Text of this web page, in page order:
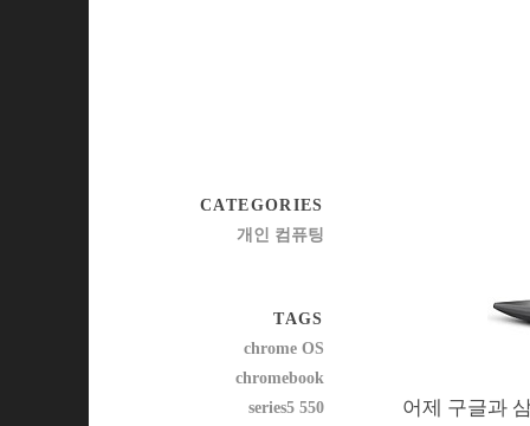
어제 구글과
CATEGORIES
개인 컴퓨팅
TAGS
chrome OS
chromebook
series5 550